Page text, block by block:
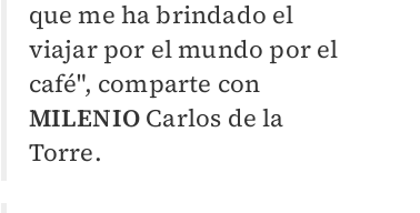
que me ha brindado el
viajar por el mundo por el
café", comparte con
MILENIOCarlos de la
Torre.